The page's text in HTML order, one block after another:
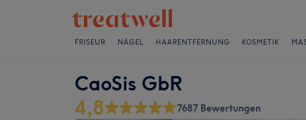
FRISEUR NÄGEL HAARENTFERNUNG KOSMETIK
CaoSis GbR
4,8 7687 Bewertungen